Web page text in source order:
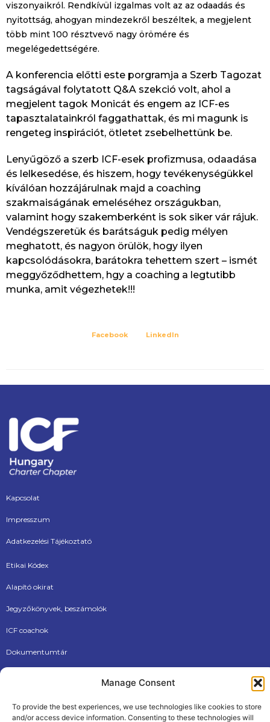
Manage Consent
To provide the best experiences, we use technologies like cookies to store
and/or access device information. Consenting to these technologies will
viszonyaikról. Rendkívül izgalmas volt az az odaadás és
nyitottság, ahogyan mindezekről beszéltek, a megjelent
több mint 100 résztvevő nagy örömére és
megelégedettségére.
A konferencia előtti este porgramja a Szerb Tagozat
tagságával folytatott Q&A szekció volt, ahol a
megjelent tagok Monicát és engem az ICF-es
tapasztalatainkról faggathattak, és mi magunk is
rengeteg inspirációt, ötletet zsebelhettünk be.
Lenyűgöző a szerb ICF-esek profizmusa, odaadása
és lelkesedése, és hiszem, hogy tevékenységükkel
kíválóan hozzájárulnak majd a coaching
szakmaiságának emeléséhez országukban,
valamint hogy szakemberként is sok siker vár rájuk.
Vendégszeretük és barátságuk pedig mélyen
meghatott, és nagyon örülök, hogy ilyen
kapcsolódásokra, barátokra tehettem szert – ismét
meggyőződhettem, hgy a coaching a legtutibb
munka, amit végezhetek!!!
Facebook LinkedIn
Kapcsolat
Impresszum
Adatkezelési Tájékoztató
Etikai Kódex
Alapító okirat
Jegyzőkönyvek, beszámolók
ICF coachok
Dokumentumtár